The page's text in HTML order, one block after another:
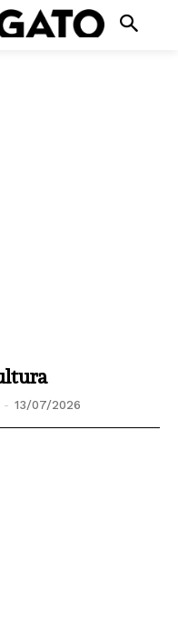
- 13/07/2026